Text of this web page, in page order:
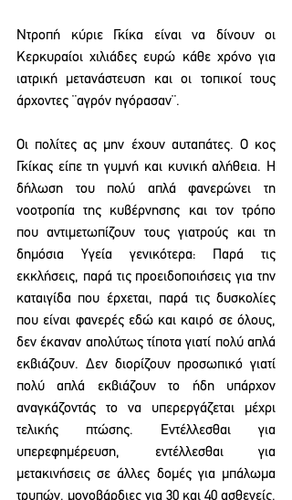
Ντροπή κύριε Γκίκα είναι να δίνουν οι
Κερκυραίοι χιλιάδες ευρώ κάθε χρόνο για
ιατρική μετανάστευση και οι τοπικοί τους
άρχοντες ¨αγρόν ηγόρασαν¨.
Οι πολίτες ας μην έχουν αυταπάτες. Ο κος
Γκίκας είπε τη γυμνή και κυνική αλήθεια. Η
δήλωση του πολύ απλά φανερώνει τη
νοοτροπία της κυβέρνησης και τον τρόπο
που αντιμετωπίζουν τους γιατρούς και τη
δημόσια Υγεία γενικότερα: Παρά τις
εκκλήσεις, παρά τις προειδοποιήσεις για την
καταιγίδα που έρχεται, παρά τις δυσκολίες
που είναι φανερές εδώ και καιρό σε όλους,
δεν έκαναν απολύτως τίποτα γιατί πολύ απλά
εκβιάζουν. Δεν διορίζουν προσωπικό γιατί
πολύ απλά εκβιάζουν το ήδη υπάρχον
αναγκάζοντάς το να υπερεργάζεται μέχρι
τελικής πτώσης. Εντέλλεσθαι για
υπερεφημέρευση, εντέλλεσθαι για
μετακινήσεις σε άλλες δομές για μπάλωμα